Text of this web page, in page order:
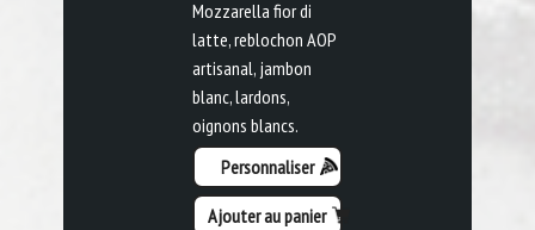
Mozzarella fior di
latte, reblochon AOP
artisanal, jambon
blanc, lardons,
oignons blancs.
Personnaliser
Ajouter au panier